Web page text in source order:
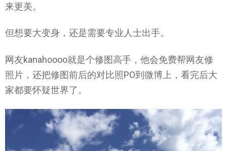
来更美。
但想要大变身，还是需要专业人士出手。
网友kanahoooo就是个修图高手，他会免费帮网友修
照片，还把修图前后的对比照PO到微博上，看完后大
家都要怀疑世界了。